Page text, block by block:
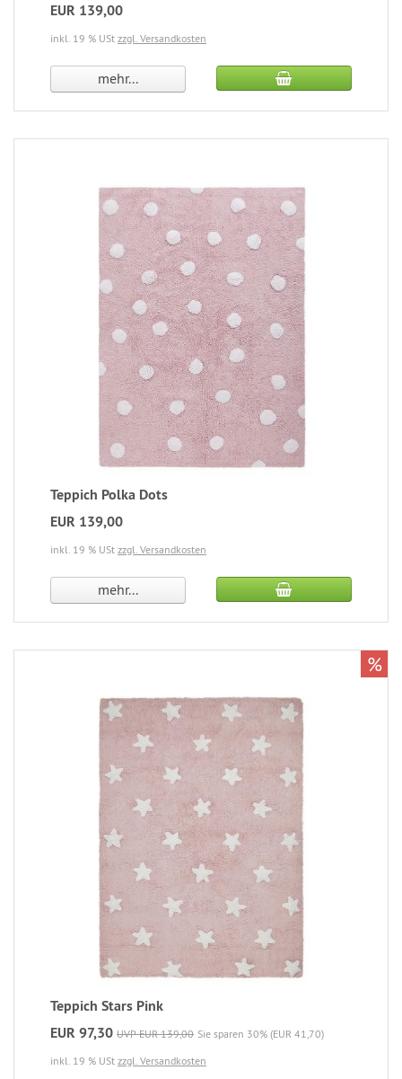
EUR 139,00
inkl. 19 % USt zzgl. Versandkosten
mehr...
Teppich Polka Dots
EUR 139,00
inkl. 19 % USt zzgl. Versandkosten
mehr...
Teppich Stars Pink
EUR 97,30 UVP EUR 139,00 Sie sparen 30% (EUR 41,70)
inkl. 19 % USt zzgl. Versandkosten
%